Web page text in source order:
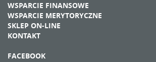
WSPARCIE FINANSOWE
WSPARCIE MERYTORYCZNE
SKLEP ON-LINE
KONTAKT
FACEBOOK